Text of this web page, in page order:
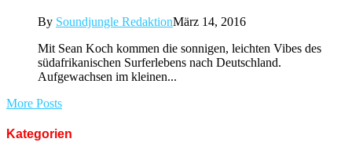
By Soundjungle RedaktionMärz 14, 2016
Mit Sean Koch kommen die sonnigen, leichten Vibes des
südafrikanischen Surferlebens nach Deutschland.
Aufgewachsen im kleinen...
More Posts
Kategorien